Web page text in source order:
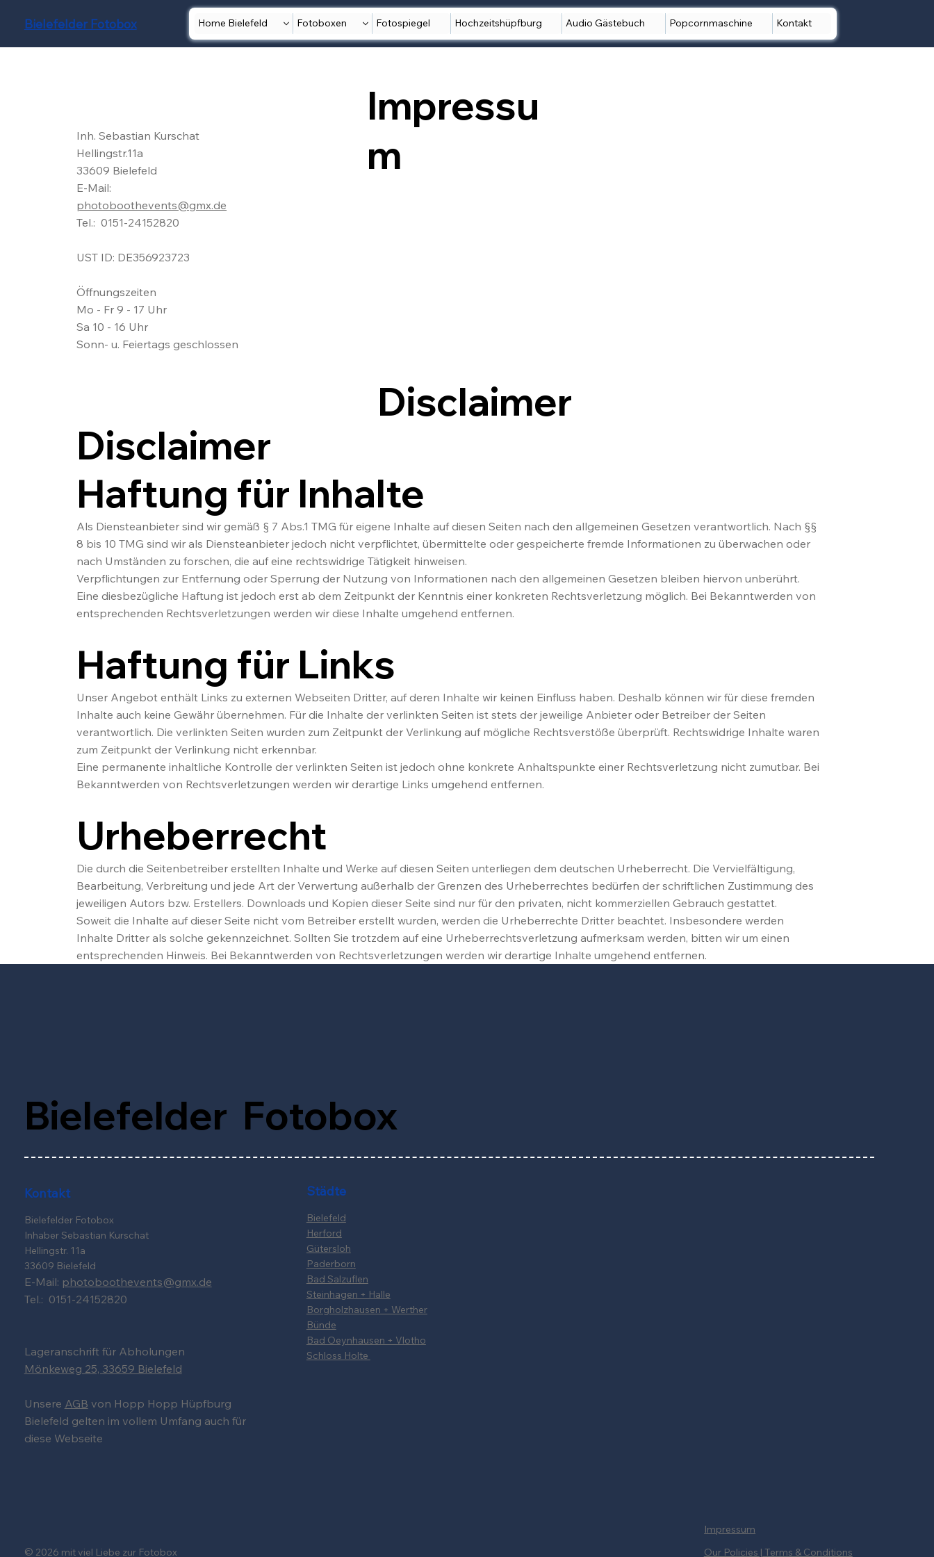
Bielefelder Fotobox Home Bielefeld Fotoboxen Fotospiegel Hochzeitshüpfburg Audio Gästebuch Popcornmaschine Kontakt
Inh. Sebastian Kurschat
Hellingstr.11a
33609 Bielefeld
E-Mail:
photoboothevents@gmx.de
Tel.: 0151-24152820
UST ID: DE356923723
Öffnungszeiten
Mo - Fr 9 - 17 Uhr
Sa 10 - 16 Uhr
Sonn- u. Feiertags geschlossen
Impressu
m
Disclaimer
Disclaimer
Haftung für Inhalte
Als Diensteanbieter sind wir gemäß § 7 Abs.1 TMG für eigene Inhalte auf diesen Seiten nach den allgemeinen Gesetzen verantwortlich. Nach §§
8 bis 10 TMG sind wir als Diensteanbieter jedoch nicht verpflichtet, übermittelte oder gespeicherte fremde Informationen zu überwachen oder
nach Umständen zu forschen, die auf eine rechtswidrige Tätigkeit hinweisen.
Verpflichtungen zur Entfernung oder Sperrung der Nutzung von Informationen nach den allgemeinen Gesetzen bleiben hiervon unberührt.
Eine diesbezügliche Haftung ist jedoch erst ab dem Zeitpunkt der Kenntnis einer konkreten Rechtsverletzung möglich. Bei Bekanntwerden von
entsprechenden Rechtsverletzungen werden wir diese Inhalte umgehend entfernen.
Haftung für Links
Unser Angebot enthält Links zu externen Webseiten Dritter, auf deren Inhalte wir keinen Einfluss haben. Deshalb können wir für diese fremden
Inhalte auch keine Gewähr übernehmen. Für die Inhalte der verlinkten Seiten ist stets der jeweilige Anbieter oder Betreiber der Seiten
verantwortlich. Die verlinkten Seiten wurden zum Zeitpunkt der Verlinkung auf mögliche Rechtsverstöße überprüft. Rechtswidrige Inhalte waren
zum Zeitpunkt der Verlinkung nicht erkennbar.
Eine permanente inhaltliche Kontrolle der verlinkten Seiten ist jedoch ohne konkrete Anhaltspunkte einer Rechtsverletzung nicht zumutbar. Bei
Bekanntwerden von Rechtsverletzungen werden wir derartige Links umgehend entfernen.
Urheberrecht
Die durch die Seitenbetreiber erstellten Inhalte und Werke auf diesen Seiten unterliegen dem deutschen Urheberrecht. Die Vervielfältigung,
Bearbeitung, Verbreitung und jede Art der Verwertung außerhalb der Grenzen des Urheberrechtes bedürfen der schriftlichen Zustimmung des
jeweiligen Autors bzw. Erstellers. Downloads und Kopien dieser Seite sind nur für den privaten, nicht kommerziellen Gebrauch gestattet.
Soweit die Inhalte auf dieser Seite nicht vom Betreiber erstellt wurden, werden die Urheberrechte Dritter beachtet. Insbesondere werden
Inhalte Dritter als solche gekennzeichnet. Sollten Sie trotzdem auf eine Urheberrechtsverletzung aufmerksam werden, bitten wir um einen
entsprechenden Hinweis. Bei Bekanntwerden von Rechtsverletzungen werden wir derartige Inhalte umgehend entfernen.
Bielefelder Fotobox
Kontakt
Bielefelder Fotobox
Inhaber Sebastian Kurschat
Hellingstr. 11a
33609 Bielefeld
E-Mail: photoboothevents@gmx.de
Tel.: 0151-24152820
Lageranschrift für Abholungen
Mönkeweg 25, 33659 Bielefeld
Unsere AGB von Hopp Hopp Hüpfburg
Bielefeld gelten im vollem Umfang auch für
diese Webseite
Städte
Bielefeld
Herford
Gütersloh
Paderborn
Bad Salzuflen
Steinhagen + Halle
Borgholzhausen + Werther
Bünde
Bad Oeynhausen + Vlotho
Schloss Holte
Impressum
© 2026 mit viel Liebe zur Fotobox
Our Policies | Terms & Conditions